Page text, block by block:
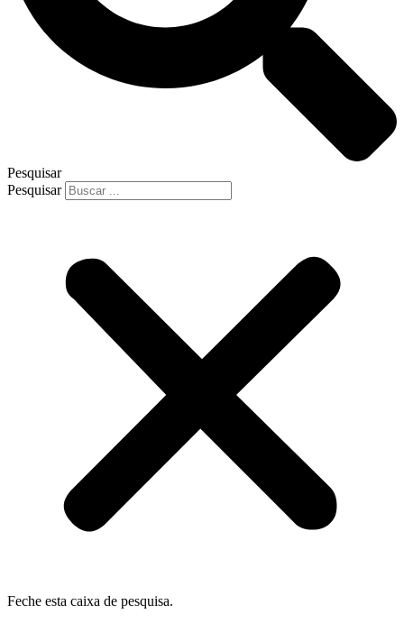
Pesquisar
Pesquisar
Feche esta caixa de pesquisa.